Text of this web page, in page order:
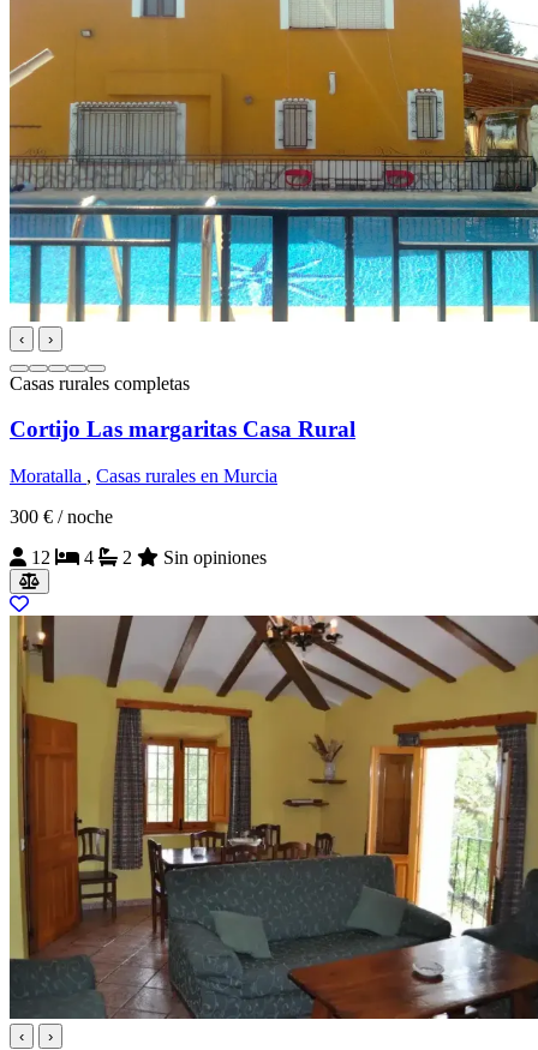
‹ ›
Casas rurales completas
Cortijo Las margaritas Casa Rural
Moratalla , Casas rurales en Murcia
300 € / noche
12
4 2 Sin opiniones
‹ ›